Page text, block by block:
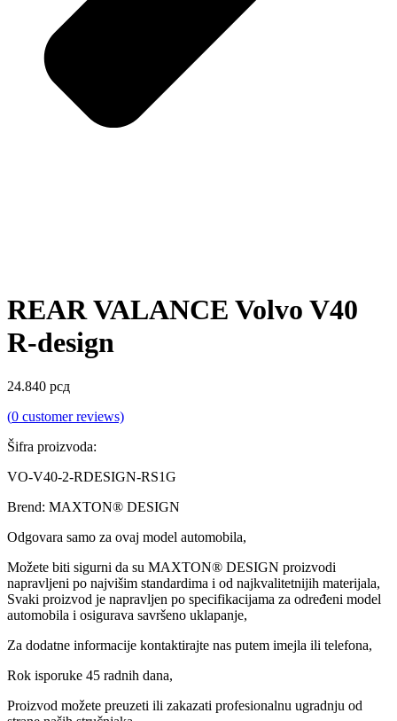
REAR VALANCE Volvo V40
R-design
24.840 рсд
(0 customer reviews)
Šifra proizvoda:
VO-V40-2-RDESIGN-RS1G
Brend: MAXTON® DESIGN
Odgovara samo za ovaj model automobila,
Možete biti sigurni da su MAXTON® DESIGN proizvodi
napravljeni po najvišim standardima i od najkvalitetnijih materijala,
Svaki proizvod je napravljen po specifikacijama za određeni model
automobila i osigurava savršeno uklapanje,
Za dodatne informacije kontaktirajte nas putem imejla ili telefona,
Rok isporuke 45 radnih dana,
Proizvod možete preuzeti ili zakazati profesionalnu ugradnju od